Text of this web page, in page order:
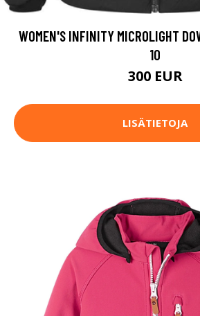
WOMEN'S INFINITY MICROLIGHT
10
300 EUR
LISÄTIETOJA